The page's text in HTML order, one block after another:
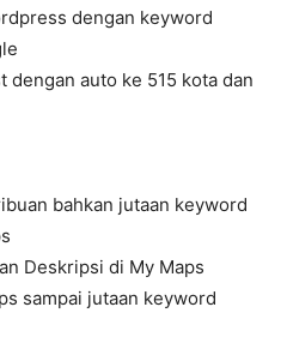
dengan keyword
dengan auto ke 515 kota dan
bahkan jutaan keyword
Deskripsi di My Maps
sampai jutaan keyword